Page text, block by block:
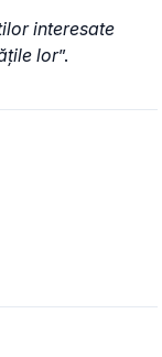
interesate
lor”.